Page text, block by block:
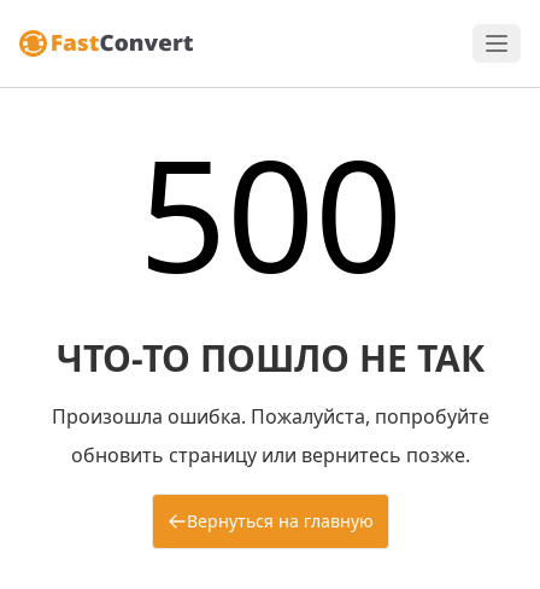
500
ЧТО-ТО ПОШЛО НЕ ТАК
Произошла ошибка. Пожалуйста, попробуйте
обновить страницу или вернитесь позже.
Вернуться на главную